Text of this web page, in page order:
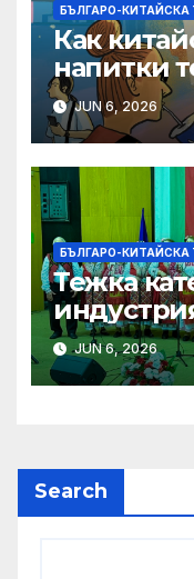
БЪЛГАРО-
Как
напитки
на меката
JUN 6, 2026
БЪЛГАРО-
Тежка
алианс
слънчева
JUN 6, 2026
Search